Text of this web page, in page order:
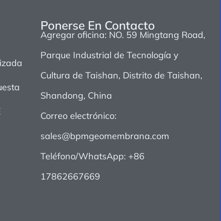
Ponerse En Contacto
Agregar oficina: NO. 59 Mingtang Road,
Parque Industrial de Tecnología y
Cultura de Taishan, Distrito de Taishan,
Shandong, China
Correo electrónico:
sales@bpmgeomembrana.com
Teléfono/WhatsApp: +86
17862667669